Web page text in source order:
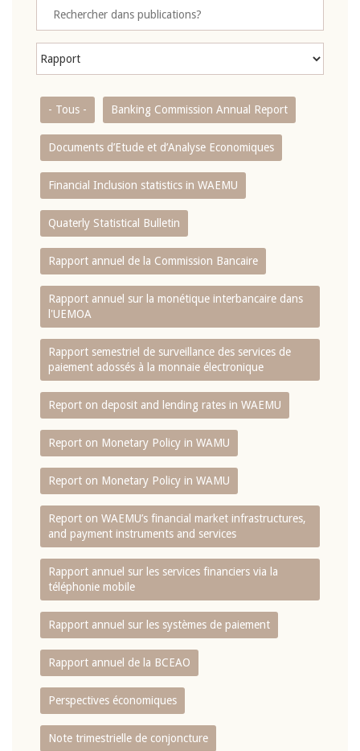
- Tous - Banking Commission Annual Report
Documents d’Etude et d’Analyse Economiques
Financial Inclusion statistics in WAEMU
Quaterly Statistical Bulletin
Rapport annuel de la Commission Bancaire
Rapport annuel sur la monétique interbancaire dans
l'UEMOA
Rapport semestriel de surveillance des services de
paiement adossés à la monnaie électronique
Report on deposit and lending rates in WAEMU
Report on Monetary Policy in WAMU
Report on Monetary Policy in WAMU
Report on WAEMU’s financial market infrastructures,
and payment instruments and services
Rapport annuel sur les services financiers via la
téléphonie mobile
Rapport annuel sur les systèmes de paiement
Rapport annuel de la BCEAO
Perspectives économiques
Note trimestrielle de conjoncture